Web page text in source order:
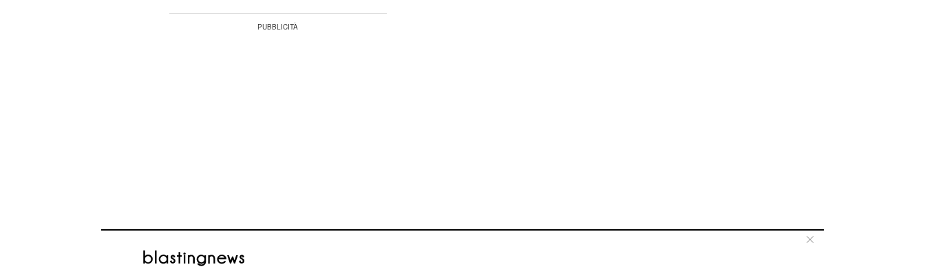
Il debutto è atteso nel mese di ottobre, ma nel frattempo è